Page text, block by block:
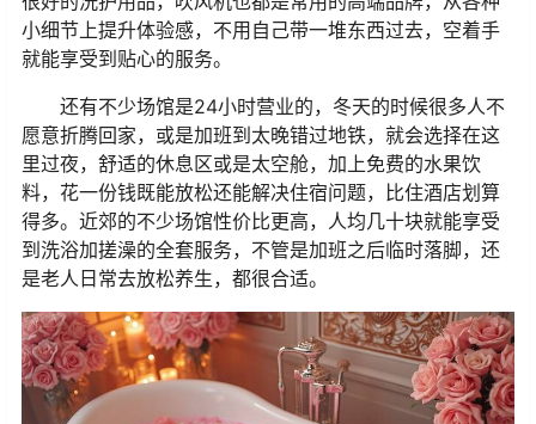
小细节上提升体验感，不用自己带一堆东西过去，空着手
就能享受到贴心的服务。
还有不少场馆是24小时营业的，冬天的时候很多人不
愿意折腾回家，或是加班到太晚错过地铁，就会选择在这
里过夜，舒适的休息区或是太空舱，加上免费的水果饮
料，花一份钱既能放松还能解决住宿问题，比住酒店划算
得多。近郊的不少场馆性价比更高，人均几十块就能享受
到洗浴加搓澡的全套服务，不管是加班之后临时落脚，还
是老人日常去放松养生，都很合适。